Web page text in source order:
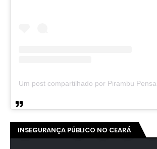
INSEGURANÇA PÚBLICO NO CEARÁ